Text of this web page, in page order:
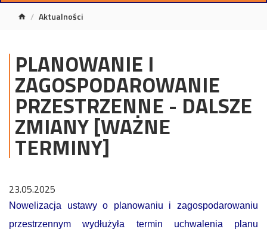
Aktualności
PLANOWANIE I
ZAGOSPODAROWANIE
PRZESTRZENNE - DALSZE
ZMIANY [WAŻNE
TERMINY]
23.05.2025
Nowelizacja ustawy o planowaniu i zagospodarowaniu
przestrzennym wydłużyła termin uchwalenia planu